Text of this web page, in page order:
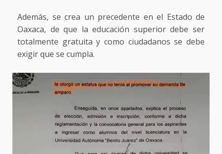
Además, se crea un precedente en el Estado de
Oaxaca, de que la educación superior debe ser
totalmente gratuita y como ciudadanos se debe
exigir que se cumpla.